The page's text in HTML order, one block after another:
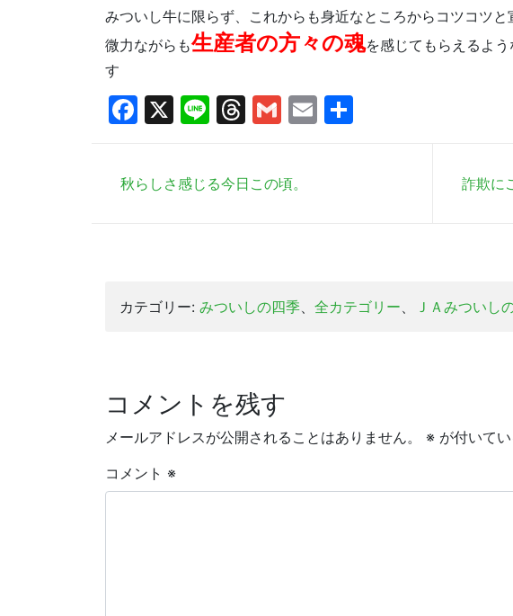
みついし牛に限らず、これからも身近なところからコツコツと
微力ながらも生産者の方々の魂を感じてもらえるよ
す
Facebook
X LineThreads
Gmail
Email
秋らしさ感じる今日この頃。 詐欺に
カテゴリー: みついしの四季、 全カテゴリー、 ＪＡみついし
コメントを残す
メールアドレスが公開されることはありません。 ※ が付いて
コメント ※